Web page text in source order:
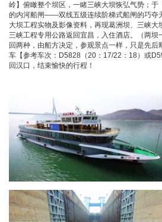
岭】俯瞰整个坝区，一睹三峡大坝恢弘气势；
的内河船闸――双线五级连续阶梯式船闸的巧夺
大坝工程实物及影像资料，再现葛洲坝、三峡
三峡工程专用公路返回宜昌，入住酒店。（两坝
回两种，由船方决定，参观景点一样，只是先后
车【参考车次：D5828（20：17/22：18）或
回汉口，结束愉快的行程！